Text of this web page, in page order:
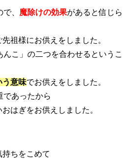
、 魔除けの効果があると信じら
祖様にお供えをしました。
こ」の二つを合わせるというこ
う意味でお供えをしました。
あったから
はぎをお供えしました。
ちをこめて